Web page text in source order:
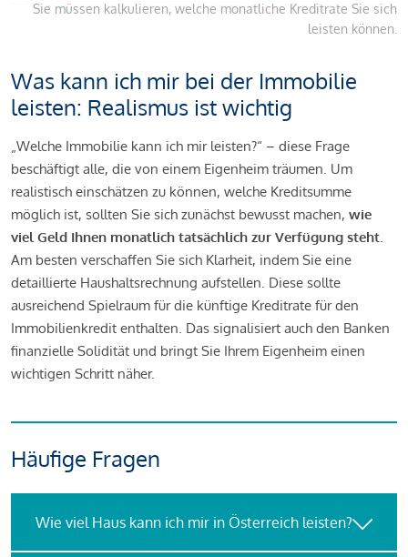
Sie müssen kalkulieren, welche monatliche Kreditrate Sie sich
leisten können.
Was kann ich mir bei der Immobilie
leisten: Realismus ist wichtig
„Welche Immobilie kann ich mir leisten?“ – diese Frage
beschäftigt alle, die von einem Eigenheim träumen. Um
realistisch einschätzen zu können, welche Kreditsumme
möglich ist, sollten Sie sich zunächst bewusst machen, wie
viel Geld Ihnen monatlich tatsächlich zur Verfügung steht.
Am besten verschaffen Sie sich Klarheit, indem Sie eine
detaillierte Haushaltsrechnung aufstellen. Diese sollte
ausreichend Spielraum für die künftige Kreditrate für den
Immobilienkredit enthalten. Das signalisiert auch den Banken
finanzielle Solidität und bringt Sie Ihrem Eigenheim einen
wichtigen Schritt näher.
Häufige Fragen
Wie viel Haus kann ich mir in Österreich leisten?